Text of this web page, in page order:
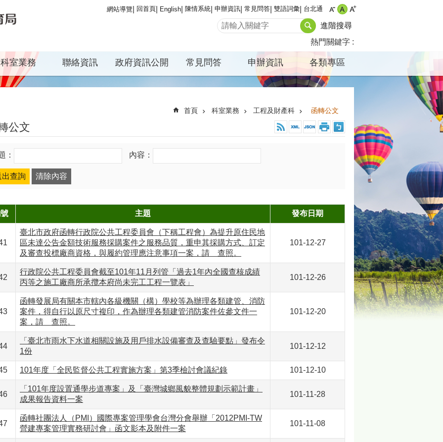
網站導覽 回首頁 English 陳情系統 申辦資訊 常見問答 雙語詞彙 台北通
進階搜尋
熱門關鍵字
科室業務 聯絡資訊 政府資訊公開 常見問答 申辦資訊 各類專區
首頁 科室業務 工程及財產科 函轉公文
公文
： 內容：
主題 發布日期
臺北市政府函轉行政院公共工程委員會（下稱工程會）為提升原住民地
區未達公告金額技術服務採購案件之服務品質，重申其採購方式、訂定
及審查投標廠商資格，與履約管理應注意事項一案，請 查照。
101-12-27
行政院公共工程委員會截至101年11月列管「過去1年內全國查核成績
丙等之施工廠商所承攬本府尚未完工工程一覽表」
101-12-26
函轉發展局有關本市轄內各級機關（構）學校等為辦理各類建管、消防
案件，得自行以原尺寸複印，作為辦理各類建管消防案件佐參文件一
案，請 查照。
101-12-20
「臺北市雨水下水道相關設施及用戶排水設備審查及查驗要點」發布令
1份
101-12-12
101年度「全民監督公共工程實施方案」第3季檢討會議紀錄 101-12-10
「101年度設置通學步道專案」及「臺灣城鄉風貌整體規劃示範計畫」
成果報告資料一案
101-11-28
函轉社團法人（PMI）國際專案管理學會台灣分會舉辦「2012PMI-TW
營建專案管理實務研討會」函文影本及附件一案
101-11-08